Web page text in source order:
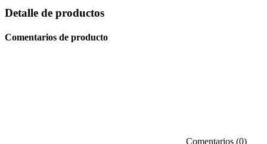
Detalle de productos
Comentarios de producto
Comentarios (0)